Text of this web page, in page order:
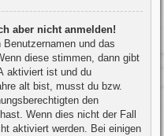
aber nicht anmelden!
und das
diese stimmen, dann gibt
aktiviert ist und du
alt bist, musst du bzw.
den
Wenn dies nicht der Fall
aktiviert werden. Bei einigen